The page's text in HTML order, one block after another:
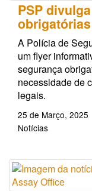
PSP
A Polícia de
um flyer
segurança
necessidade de
legais.
25 de Março, 2025
Notícias